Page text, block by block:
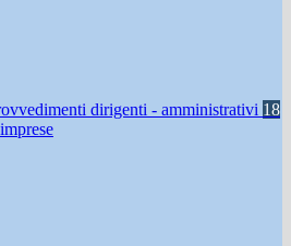
dirigenti - amministrativi 18